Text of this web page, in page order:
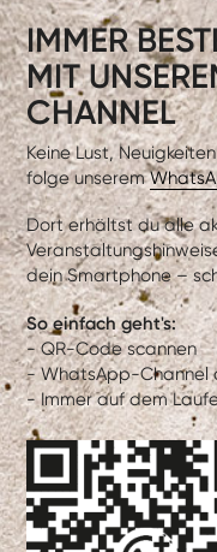
IMMER
MIT
CHANNEL
Keine Lust,
folge unserem
Dort erhältst du alle
dein Smartphone –
So einfach geht's:
- QR-Code scannen
- WhatsApp-Channel
- Immer auf dem